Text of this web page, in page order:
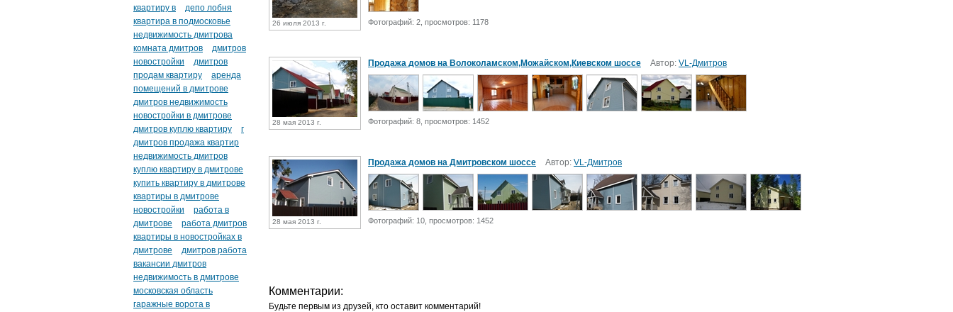
квартиру в
депо лобня
квартира в подмосковье
недвижимость дмитрова
комната дмитров
дмитров
новостройки
дмитров
продам квартиру
аренда
помещений в дмитрове
дмитров недвижимость
новостройки в дмитрове
дмитров куплю квартиру
г
дмитров продажа квартир
недвижимость дмитров
куплю квартиру в дмитрове
купить квартиру в дмитрове
квартиры в дмитрове
новостройки
работа в
дмитрове
работа дмитров
квартиры в новостройках в
дмитрове
дмитров работа
вакансии дмитров
недвижимость в дмитрове
московская область
гаражные ворота в
26 июля 2013 г. Фотографий: 2, просмотров: 1178
28 мая 2013 г.
Продажа домов на Волоколамском,Можайском,Киевском шоссе Автор: VL-Дмитров
Фотографий: 8, просмотров: 1452
28 мая 2013 г.
Продажа домов на Дмитровском шоссе Автор: VL-Дмитров
Фотографий: 10, просмотров: 1452
Комментарии:
Будьте первым из друзей, кто оставит комментарий!